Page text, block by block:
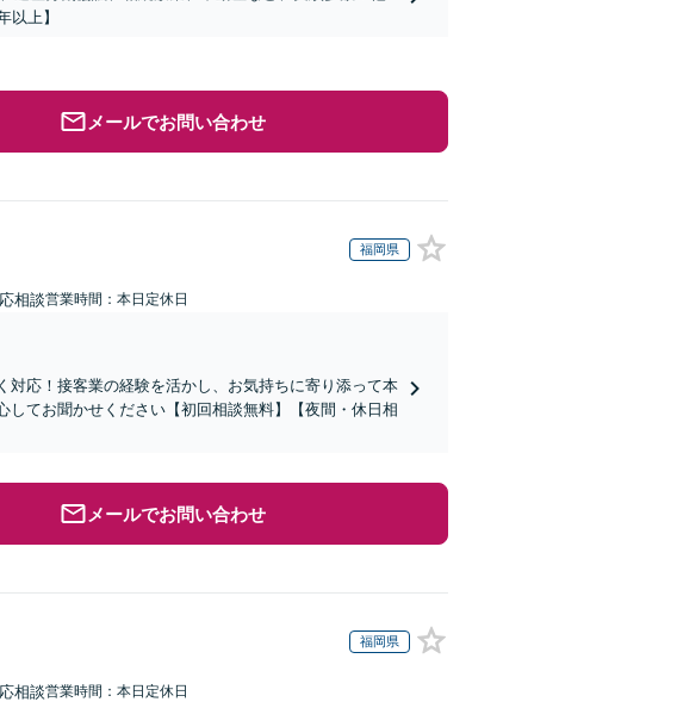
以上】
メールでお問い合わせ
福岡県
相談営業時間：本日定休日
対応！接客業の経験を活かし、お気持ちに寄り添って本
てお聞かせください【初回相談無料】【夜間・休日相
メールでお問い合わせ
福岡県
相談営業時間：本日定休日